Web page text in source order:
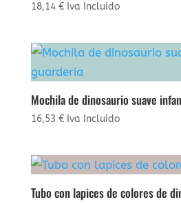
18,14 € Iva Incluido
Mochila de dinosaurio suave
16,53 € Iva Incluido
Tubo con lapices de colores de